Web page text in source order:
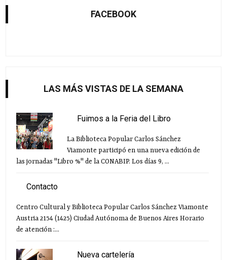
FACEBOOK
LAS MÁS VISTAS DE LA SEMANA
Fuimos a la Feria del Libro
La Biblioteca Popular Carlos Sánchez
Viamonte participó en una nueva edición de
las jornadas "Libro %" de la CONABIP. Los días 9, ...
Contacto
Centro Cultural y Biblioteca Popular Carlos Sánchez Viamonte
Austria 2154 (1425) Ciudad Autónoma de Buenos Aires Horario
de atención :...
Nueva cartelería